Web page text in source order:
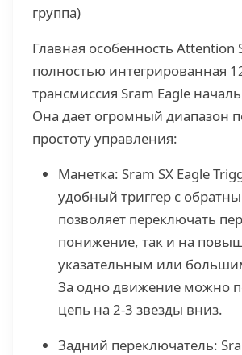
группа)
Главная особенность Attention
полностью интегрированная
трансмиссия Sram Eagle
Она дает огромный диапазон
простоту управления:
Манетка: Sram SX Eagle
удобный триггер с
позволяет переключать
понижение, так и на
указательным или
За одно движение можно
цепь на 2-3 звезды вниз.
Задний переключатель: